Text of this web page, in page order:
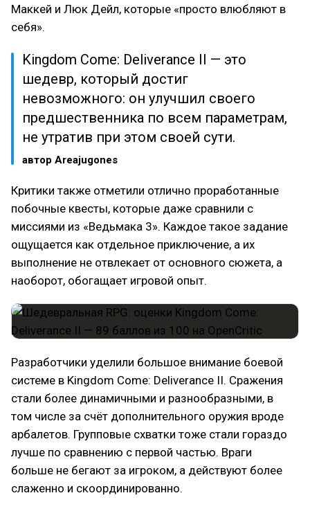
Маккей и Люк Дейл, которые «просто влюбляют в
себя».
Kingdom Come: Deliverance II — это
шедевр, который достиг
невозможного: он улучшил своего
предшественника по всем параметрам,
не утратив при этом своей сути.
автор Areajugones
Критики также отметили отлично проработанные
побочные квесты, которые даже сравнили с
миссиями из «Ведьмака 3». Каждое такое задание
ощущается как отдельное приключение, а их
выполнение не отвлекает от основного сюжета, а
наоборот, обогащает игровой опыт.
Разработчики уделили большое внимание боевой
системе в Kingdom Come: Deliverance II. Сражения
стали более динамичными и разнообразными, в
том числе за счёт дополнительного оружия вроде
арбалетов. Групповые схватки тоже стали гораздо
лучше по сравнению с первой частью. Враги
больше не бегают за игроком, а действуют более
слаженно и скоординированно.